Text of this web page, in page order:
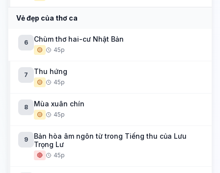
Vẻ đẹp của thơ ca
6 Chùm thơ hai-cư Nhật Bản
🟡 45p
7 Thu hứng
🟡 45p
8 Mùa xuân chín
🟡 45p
9
Bản hòa âm ngôn từ trong Tiếng thu của Lưu
Trọng Lư
🔴 45p